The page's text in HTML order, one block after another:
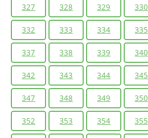
327 328 329 330
332 333 334 335
337 338 339 340
342 343 344 345
347 348 349 350
352 353 354 355